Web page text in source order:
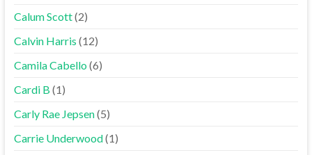
Calum Scott(2)
Calvin Harris (12)
Camila Cabello(6)
Cardi B (1)
Carly Rae Jepsen(5)
Carrie Underwood(1)